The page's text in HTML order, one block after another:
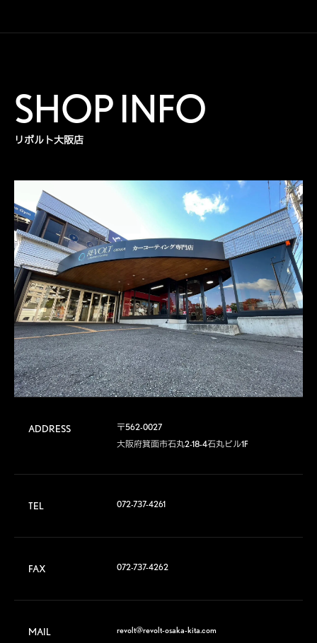
SHOP INFO
リボルト大阪店
ADDRESS
〒562-0027
大阪府箕面市石丸2-18-4石丸ビル1F
TEL 072-737-4261
FAX 072-737-4262
MAIL revolt@revolt-osaka-kita.com